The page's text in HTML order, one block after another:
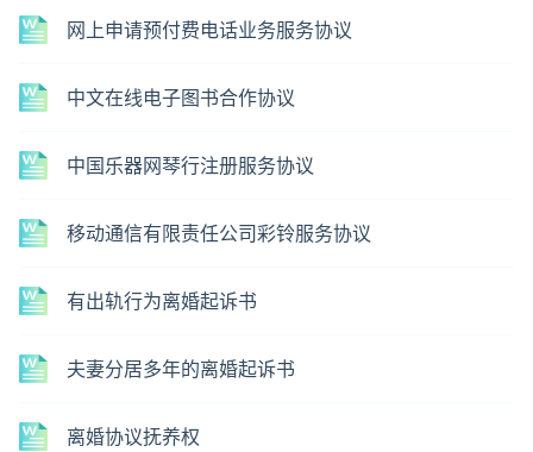
网上申请预付费电话业务服务协议
中文在线电子图书合作协议
中国乐器网琴行注册服务协议
移动通信有限责任公司彩铃服务协议
有出轨行为离婚起诉书
夫妻分居多年的离婚起诉书
离婚协议抚养权